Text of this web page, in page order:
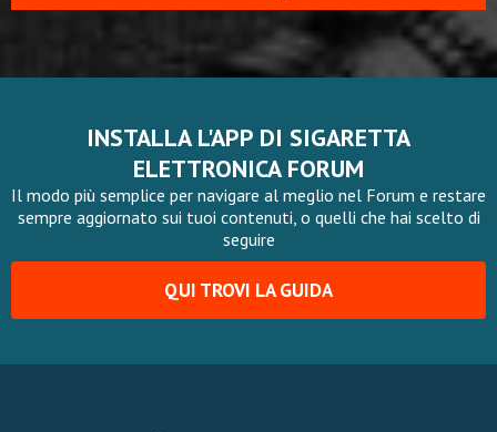
INSTALLA L'APP DI SIGARETTA
ELETTRONICA FORUM
Il modo più semplice per navigare al meglio nel Forum e restare
sempre aggiornato sui tuoi contenuti, o quelli che hai scelto di
seguire
QUI TROVI LA GUIDA